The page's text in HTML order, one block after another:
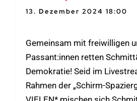
13. Dezember 2024 18:00
Gemeinsam mit freiwilligen
Passant:innen retten
Demokratie! Seid im
Rahmen der „Schirm-